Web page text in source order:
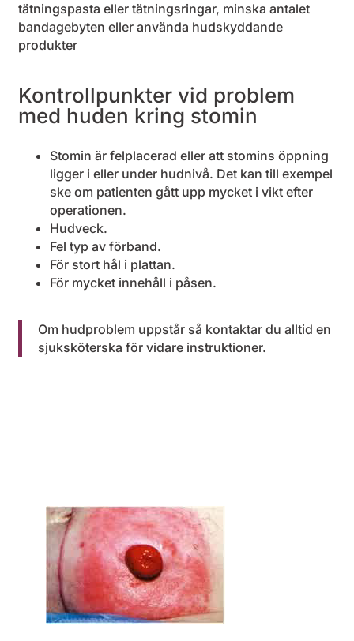
tätningspasta eller tätningsringar, minska antalet
bandagebyten eller använda hudskyddande
produkter
Kontrollpunkter vid problem
med huden kring stomin
Stomin är felplacerad eller att stomins öppning
ligger i eller under hudnivå. Det kan till exempel
ske om patienten gått upp mycket i vikt efter
operationen.
Hudveck.
Fel typ av förband.
För stort hål i plattan.
För mycket innehåll i påsen.
Om hudproblem uppstår så kontaktar du alltid en
sjuksköterska för vidare instruktioner.